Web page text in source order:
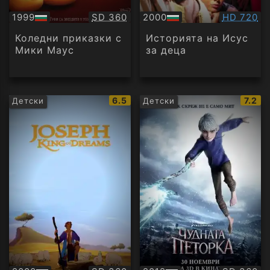
1999
БГ
аудио
Качество:
SD 360
Коледни приказки с
Мики Маус
2000
БГ
аудио
HD 720
Историята на Исус
за деца
Детски
IMDb
рейтинг:
6.5 Детски
IMDb
7.2